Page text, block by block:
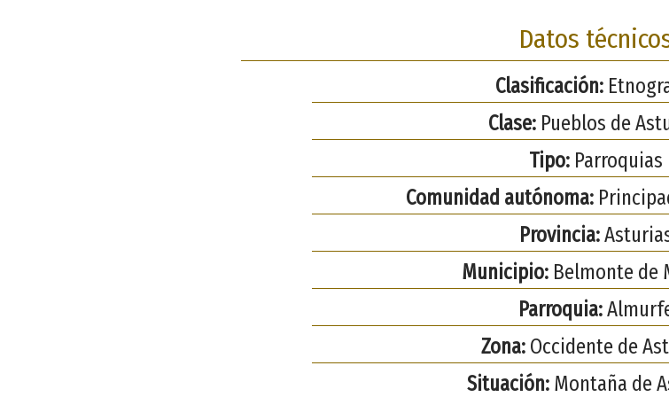
Datos
Clasificación:
Clase:Pueblos de
Tipo:Parroquias
Comunidad autónoma:
Provincia:
Municipio:Belmonte de
Parroquia:
Zona:Occidente de
Situación:Montaña de